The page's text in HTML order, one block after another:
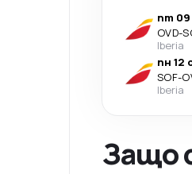
пт
OVD-
Iberia
пн 12
SOF-
Iberia
Защо